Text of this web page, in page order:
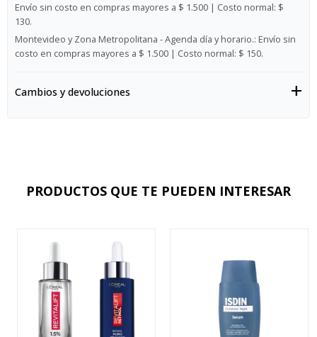
Envío sin costo en compras mayores a $ 1.500 | Costo normal: $
130.
Montevideo y Zona Metropolitana - Agenda día y horario.: Envío sin
costo en compras mayores a $ 1.500 | Costo normal: $ 150.
Cambios y devoluciones
PRODUCTOS QUE TE PUEDEN INTERESAR